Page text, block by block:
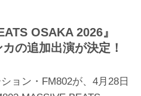
OSAKA 2026』
の追加出演が決定！
ョン・FM802が、4月28日